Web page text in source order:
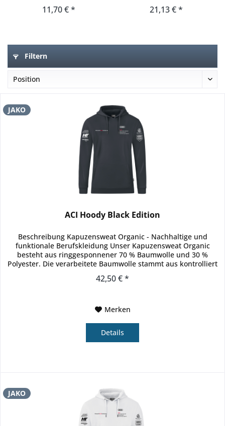
11,70 € * 21,13 € *
Filtern
JAKO
ACI Hoody Black Edition
Beschreibung Kapuzensweat Organic - Nachhaltige und
funktionale Berufskleidung Unser Kapuzensweat Organic
besteht aus ringgesponnener 70 % Baumwolle und 30 %
Polyester. Die verarbeitete Baumwolle stammt aus kontrolliert
42,50 € *
Merken
Details
JAKO